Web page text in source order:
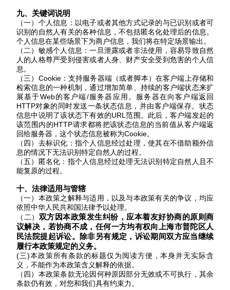
九、 关键词说明
（一）个人信息：以电子或者其他方式记录的与已识别或者可
识别的自然人有关的各种信息，不包括匿名化处理后的信息。
个人信息在某些场景下为商户信息，我们将在特定场景输出。
（二）敏感个人信息：一旦泄露或者非法使用，容易导致自然
人的人格尊严受到侵害或者人身、财产安全受到危害的个人信
息。
（三）Cookie： 支持服务器端（或者脚本）在客户端上存储和
检索信息的一种机制，通过增加简单、持续的客户端状态来扩
展基于Web的客户端/服务器应用。服务器在向客户端返回
HTTP对象的同时发送一条状态信息，并由客户端保存。状态
信息中说明了该状态下有效的URL范围。此后，客户端发起的
该范围内的HTTP请求都将把该状态信息的当前值从客户端返
回给服务器，这个状态信息被称为Cookie。
（四）去标识化：指个人信息经过处理，使其在不借助额外信
息的情况下无法识别特定自然人的过程。
（五）匿名化：指个人信息经过处理无法识别特定自然人且不
能复原的过程。
十、 法律适用与管辖
（一）本政策之解释与适用，以及与本政策有关的争议，均应
依照中华人民共和国法律予以处理。
（二） 双方因本政策发生纠纷，应本着友好协商的原则商
议解决，若协商不成，任何一方均有权向 上海市普陀区人
民法院提起诉讼。除非另有规定， 诉讼期间双方应当继续
履行本政策规定的义务。
(三)本政策所有条款的标题仅为阅读方便，本身并无实际含
义，不能作为本政策含义解释的依据。
（四）本政策条款无论因何种原因部分无效或不可执行，其余
条款仍有效，对您和我们具有约束力。